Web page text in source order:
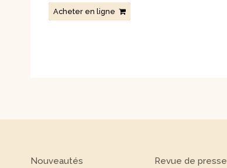
Acheter en ligne
Nouveautés
Revue de presse